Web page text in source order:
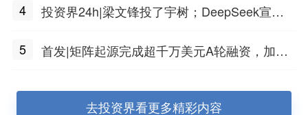
4
投资界24h|梁文锋投了宇树；DeepSeek宣布
5
首发|矩阵起源完成超千万美元A轮融资，加速
去投资界看更多精彩内容